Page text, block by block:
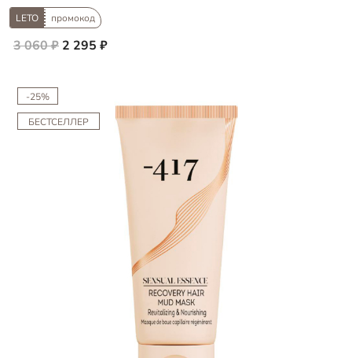
LETO промокод
3 060 ₽ 2 295 ₽
-25%
БЕСТСЕЛЛЕР